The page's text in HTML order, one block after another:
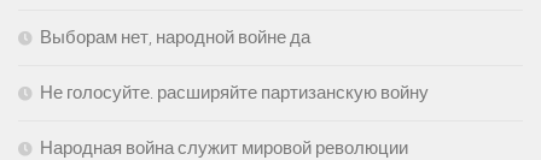
Выборам нет, народной войне да
Не голосуйте. расширяйте партизанскую войну
Народная война служит мировой революции